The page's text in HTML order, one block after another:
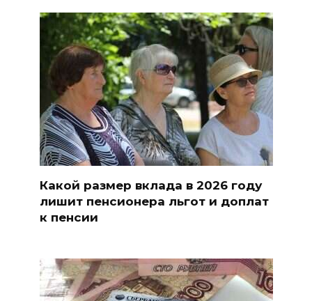
Какой размер вклада в 2026 году
лишит пенсионера льгот и доплат
к пенсии